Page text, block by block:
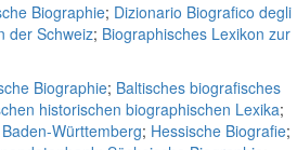
Biographie; Dizionario Biografico degli
der Schweiz; Biographisches Lexikon zur
Biographie; Baltisches biografisches
historischen biographischen Lexika;
Württemberg; Hessische Biografie;